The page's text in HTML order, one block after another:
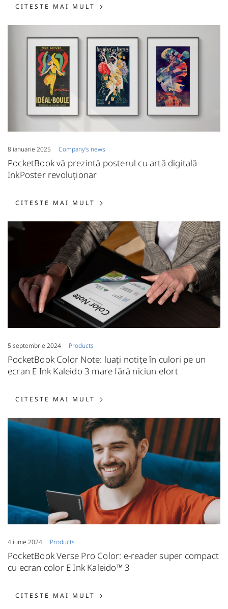
CITESTE MAI MULT CITESTE MAI MULT:
8 ianuarie 2025 Сompany's news
PocketBook vă prezintă posterul cu artă digitală
InkPoster revoluționar
CITESTE MAI MULT CITESTE MAI MULT:
5 septembrie 2024 Products
PocketBook Color Note: luați notițe în culori pe un
ecran E Ink Kaleido 3 mare fără niciun efort
CITESTE MAI MULT CITESTE MAI MULT:
4 iunie 2024 Products
PocketBook Verse Pro Color: e-reader super compact
cu ecran color E Ink Kaleido™ 3
CITESTE MAI MULT CITESTE MAI MULT: